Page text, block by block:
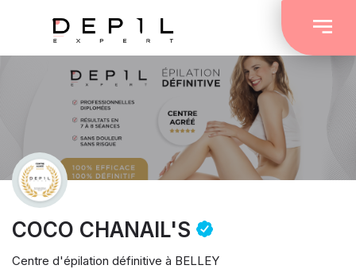
COCO CHANAIL'S
Centre d'épilation définitive à BELLEY